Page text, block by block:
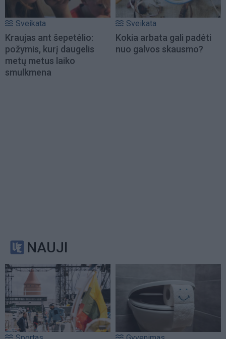
Sveikata
Kraujas ant šepetėlio:
požymis, kurį daugelis
metų metus laiko
smulkmena
Sveikata
Kokia arbata gali padėti
nuo galvos skausmo?
NAUJI